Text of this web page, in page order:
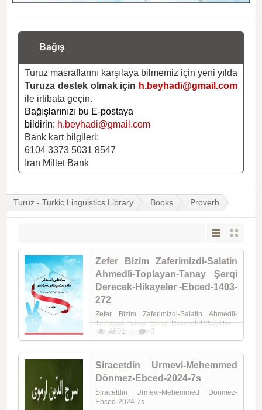
Bağış
Turuz masraflarını karşılaya bilmemiz için yeni yılda
Turuza destek olmak için h.beyhadi@gmail.com
ile irtibata geçin.
Bağışlarınızı bu E-postaya
bildirin: h.beyhadi@gmail.com
Bank kart bilgileri:
6104 3373 5031 8547
Iran Millet Bank
Turuz - Turkic Linguistics Library Books Proverb
Zefer Bizim Zaferimizdi-Salatin
Ahmedli-Toplayan-Tanay Şerqi
Derecek-Hikayeler -Ebced-1403-
272
Zefer Bizim Zaferimizdi-Salatin Ahmedli-
Toplayan-Tanay Şerqi Derecek-Hikayeler -
Ebced-1403-272
4691 0
Siracetdin Urmevi-Mehemmed
Dönmez-Ebced-2024-7s
Siracetdin Urmevi-Mehemmed Dönmez-
Ebced-2024-7s